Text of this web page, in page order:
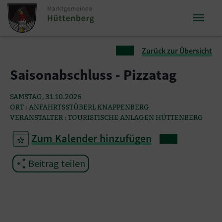
Zum Inhalt springen
Zum Seitenende springen
Zurück zur Übersicht
Saisonabschluss - Pizzatag
SAMSTAG, 31.10.2026
ORT : ANFAHRTSSTÜBERL KNAPPENBERG
VERANSTALTER : TOURISTISCHE ANLAGEN HÜTTENBERG
Zum Kalender hinzufügen
Beitrag teilen